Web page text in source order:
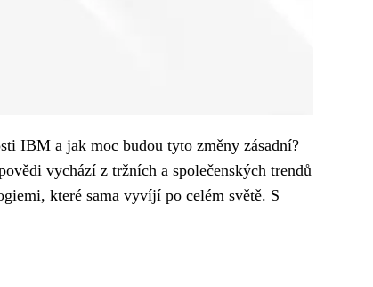
IBM a jak moc budou tyto změny zásadní?
vychází z tržních a společenských trendů
které sama vyvíjí po celém světě. S